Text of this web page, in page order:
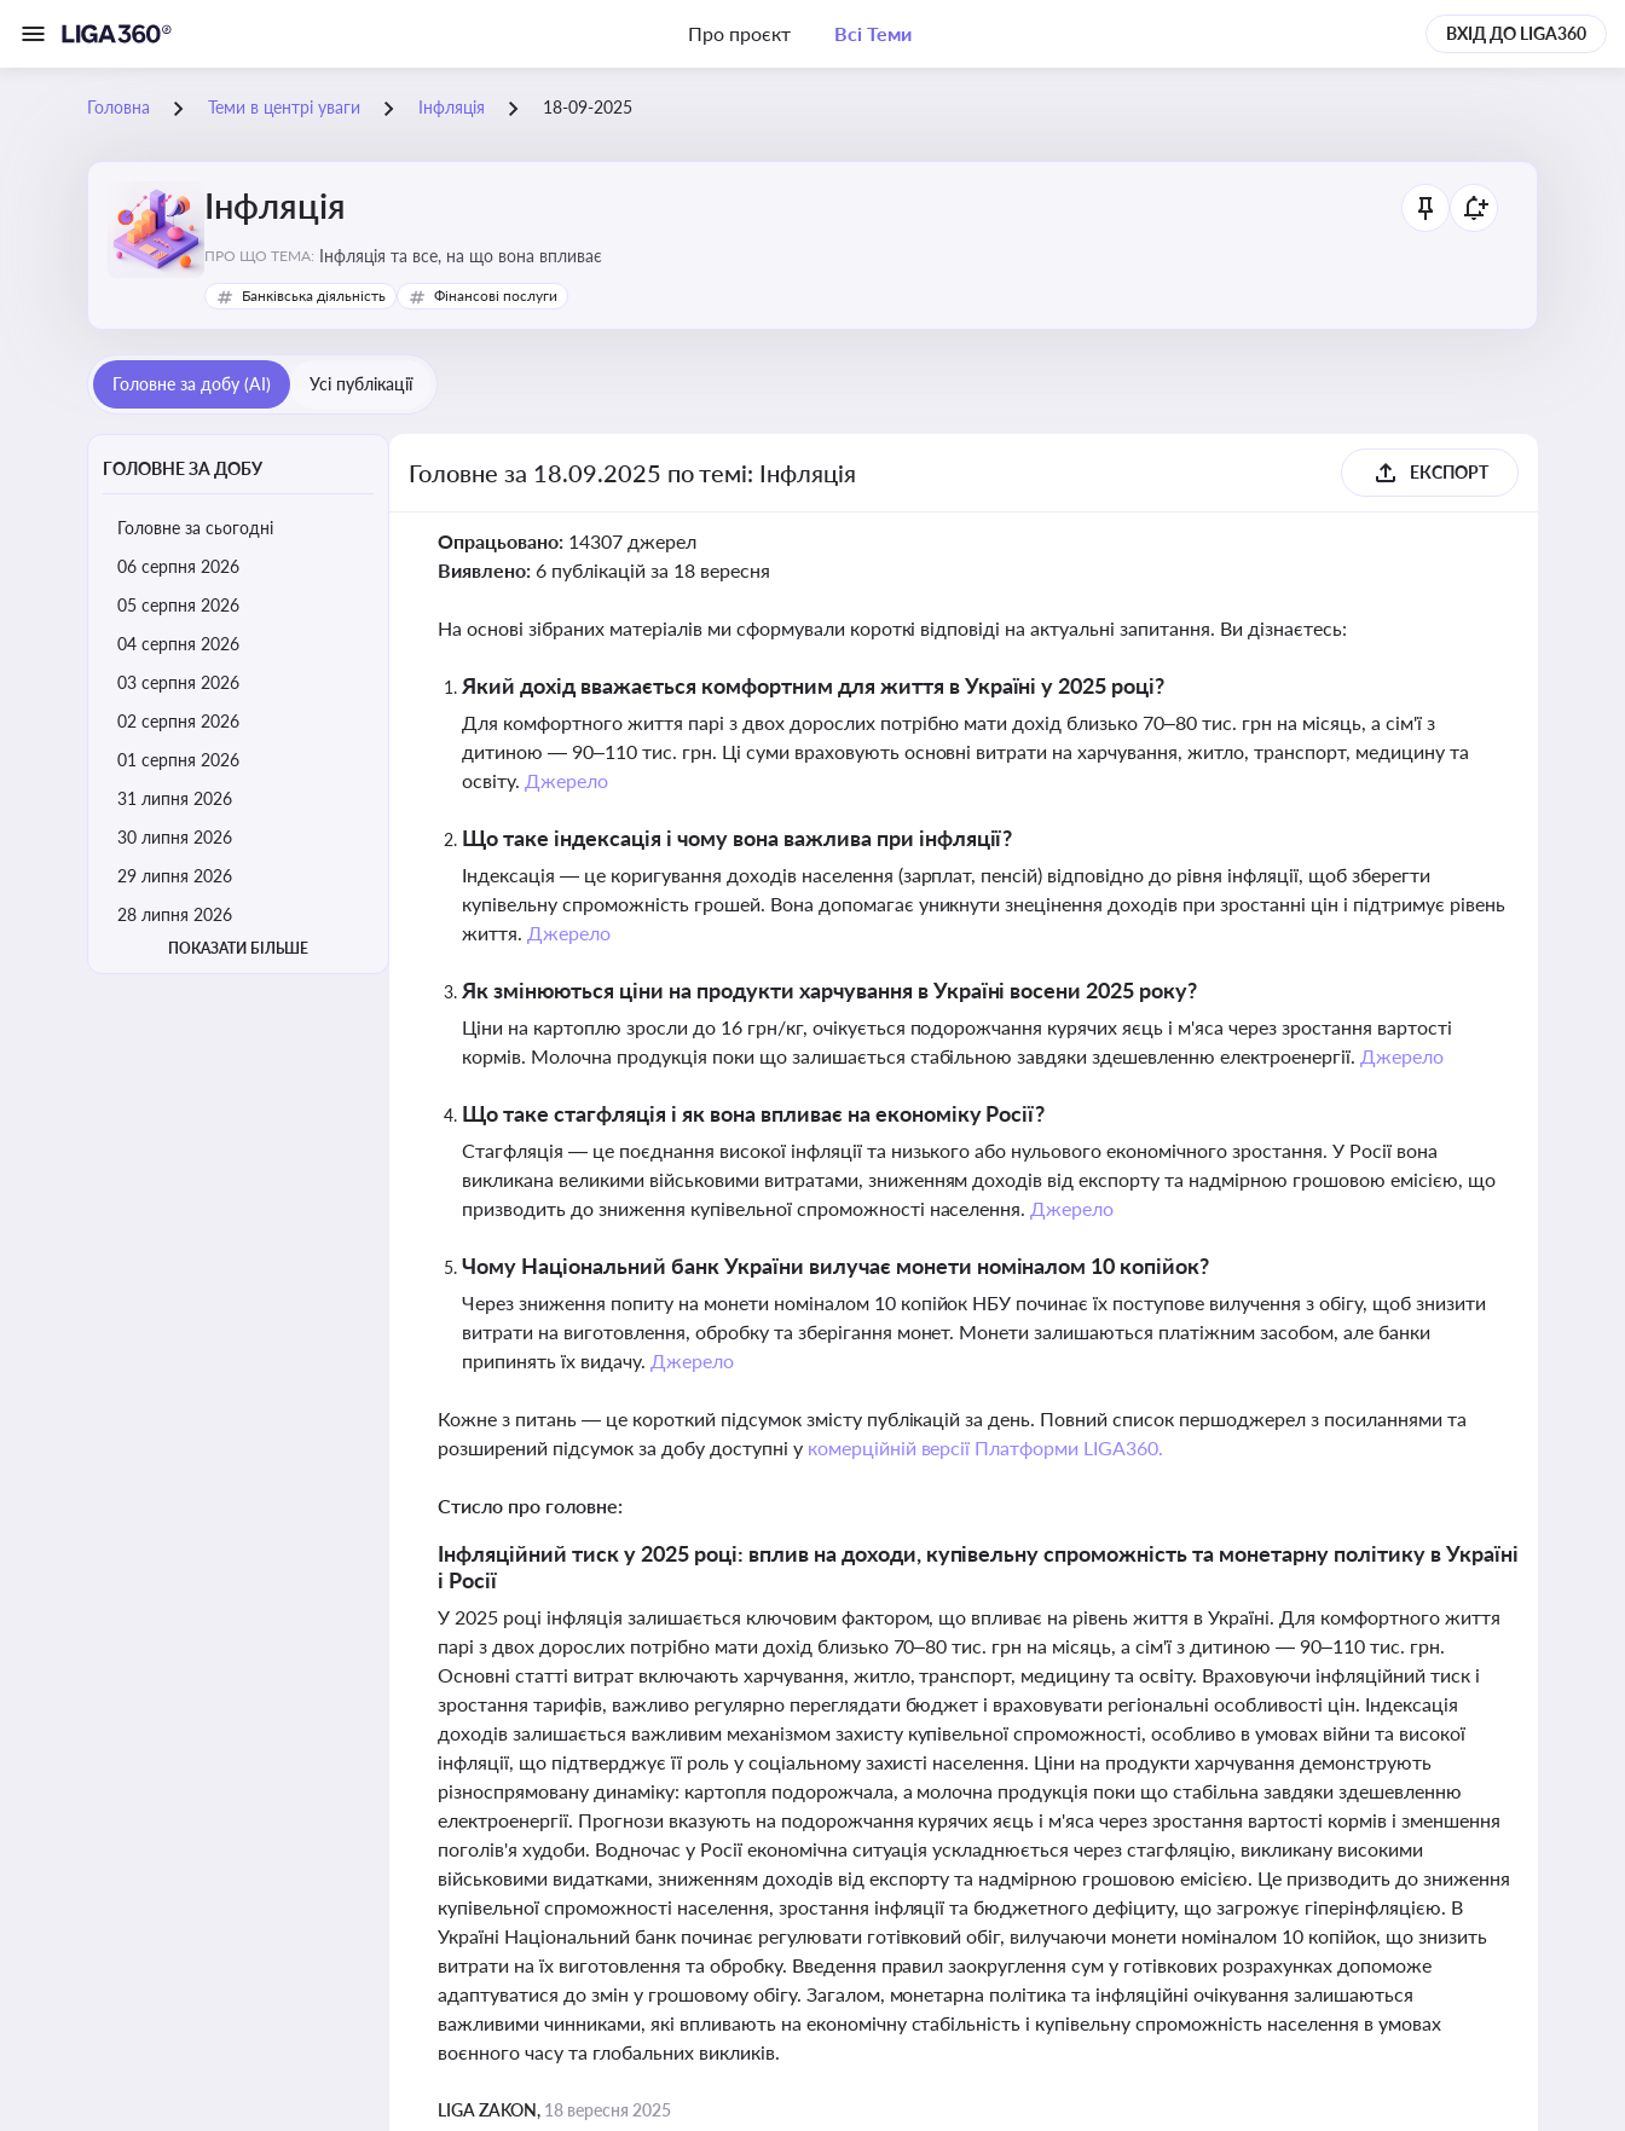
Про проєкт Всі Теми ВХІД ДО LIGA360
Головна Теми в центрі уваги Інфляція 18-09-2025
Інфляція
ПРО ЩО ТЕМА: Інфляція та все, на що вона впливає
Банківська діяльність Фінансові послуги
Головне за добу (AI) Усі публікації
ГОЛОВНЕ ЗА ДОБУ
Головне за сьогодні
06 серпня 2026
05 серпня 2026
04 серпня 2026
03 серпня 2026
02 серпня 2026
01 серпня 2026
31 липня 2026
30 липня 2026
29 липня 2026
28 липня 2026
ПОКАЗАТИ БІЛЬШЕ
Головне за 18.09.2025 по темі: Інфляція ЕКСПОРТ
Опрацьовано: 14307 джерел
Виявлено: 6 публікацій за 18 вересня
На основі зібраних матеріалів ми сформували короткі відповіді на актуальні запитання. Ви дізнаєтесь:
Який дохід вважається комфортним для життя в Україні у 2025 році?
Для комфортного життя парі з двох дорослих потрібно мати дохід близько 70–80 тис. грн на місяць, а сім'ї з
дитиною — 90–110 тис. грн. Ці суми враховують основні витрати на харчування, житло, транспорт, медицину та
освіту. Джерело
Що таке індексація і чому вона важлива при інфляції?
Індексація — це коригування доходів населення (зарплат, пенсій) відповідно до рівня інфляції, щоб зберегти
купівельну спроможність грошей. Вона допомагає уникнути знецінення доходів при зростанні цін і підтримує рівень
життя. Джерело
Як змінюються ціни на продукти харчування в Україні восени 2025 року?
Ціни на картоплю зросли до 16 грн/кг, очікується подорожчання курячих яєць і м'яса через зростання вартості
кормів. Молочна продукція поки що залишається стабільною завдяки здешевленню електроенергії. Джерело
Що таке стагфляція і як вона впливає на економіку Росії?
Стагфляція — це поєднання високої інфляції та низького або нульового економічного зростання. У Росії вона
викликана великими військовими витратами, зниженням доходів від експорту та надмірною грошовою емісією, що
призводить до зниження купівельної спроможності населення. Джерело
Чому Національний банк України вилучає монети номіналом 10 копійок?
Через зниження попиту на монети номіналом 10 копійок НБУ починає їх поступове вилучення з обігу, щоб знизити
витрати на виготовлення, обробку та зберігання монет. Монети залишаються платіжним засобом, але банки
припинять їх видачу. Джерело
Кожне з питань — це короткий підсумок змісту публікацій за день. Повний список першоджерел з посиланнями та
розширений підсумок за добу доступні у комерційній версії Платформи LIGA360.
Стисло про головне:
Інфляційний тиск у 2025 році: вплив на доходи, купівельну спроможність та монетарну політику в Україні
і Росії
У 2025 році інфляція залишається ключовим фактором, що впливає на рівень життя в Україні. Для комфортного життя
парі з двох дорослих потрібно мати дохід близько 70–80 тис. грн на місяць, а сім'ї з дитиною — 90–110 тис. грн.
Основні статті витрат включають харчування, житло, транспорт, медицину та освіту. Враховуючи інфляційний тиск і
зростання тарифів, важливо регулярно переглядати бюджет і враховувати регіональні особливості цін. Індексація
доходів залишається важливим механізмом захисту купівельної спроможності, особливо в умовах війни та високої
інфляції, що підтверджує її роль у соціальному захисті населення. Ціни на продукти харчування демонструють
різноспрямовану динаміку: картопля подорожчала, а молочна продукція поки що стабільна завдяки здешевленню
електроенергії. Прогнози вказують на подорожчання курячих яєць і м'яса через зростання вартості кормів і зменшення
поголів'я худоби. Водночас у Росії економічна ситуація ускладнюється через стагфляцію, викликану високими
військовими видатками, зниженням доходів від експорту та надмірною грошовою емісією. Це призводить до зниження
купівельної спроможності населення, зростання інфляції та бюджетного дефіциту, що загрожує гіперінфляцією. В
Україні Національний банк починає регулювати готівковий обіг, вилучаючи монети номіналом 10 копійок, що знизить
витрати на їх виготовлення та обробку. Введення правил заокруглення сум у готівкових розрахунках допоможе
адаптуватися до змін у грошовому обігу. Загалом, монетарна політика та інфляційні очікування залишаються
важливими чинниками, які впливають на економічну стабільність і купівельну спроможність населення в умовах
воєнного часу та глобальних викликів.
LIGA ZAKON, 18 вересня 2025